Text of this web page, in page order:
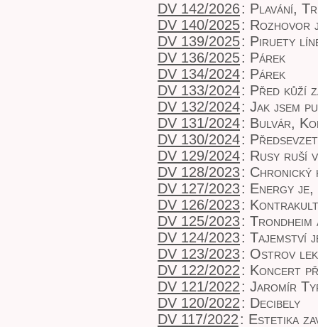
DV 142/2026: Plavání,
DV 140/2025: Rozhovor
DV 139/2025: Piruety
DV 136/2025: Párek
DV 134/2024: Párek
DV 133/2024: Před kůží
DV 132/2024: Jak jsem
DV 131/2024: Bulvár,
DV 130/2024:
DV 129/2024: Rusy ruší
DV 128/2023: Chronický
DV 127/2023: Energy je,
DV 126/2023:
DV 125/2023: Trondheim
DV 124/2023: Tajemství
DV 123/2023: Ostrov
DV 122/2022: Koncert
DV 121/2022: Jaromír
DV 120/2022: Decibely
DV 117/2022: Estetika